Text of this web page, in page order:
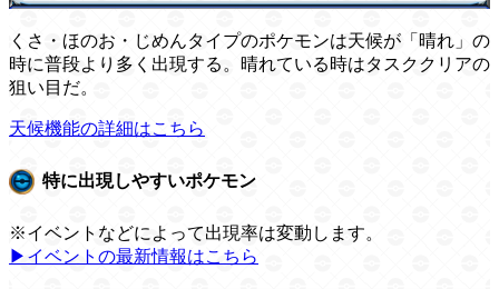
くさ・ほのお・じめんタイプのポケモンは天候が「晴れ」の
時に普段より多く出現する。晴れている時はタスククリアの
狙い目だ。
天候機能の詳細はこちら
特に出現しやすいポケモン
※イベントなどによって出現率は変動します。
▶イベントの最新情報はこちら